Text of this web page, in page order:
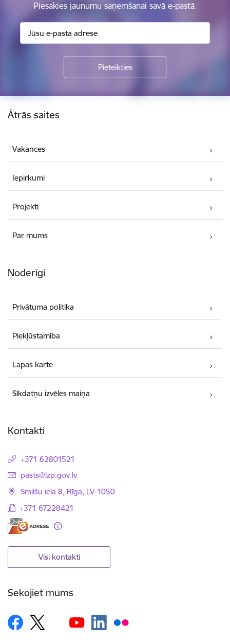
Piesakies jaunumu saņemšanai savā e-pastā.
Kājene
Ātrās saites
Vakances
Iepirkumi
Projekti
Par mums
Noderīgi
Privātuma politika
Piekļūstamība
Lapas karte
Sīkdatņu izvēles maiņa
Kontakti
+371 62801521
E-pasts:
pasts@lzp.gov.lv
Smilšu iela 8, Rīga, LV-1050
+371 67228421
Visi kontakti
Sekojiet mums